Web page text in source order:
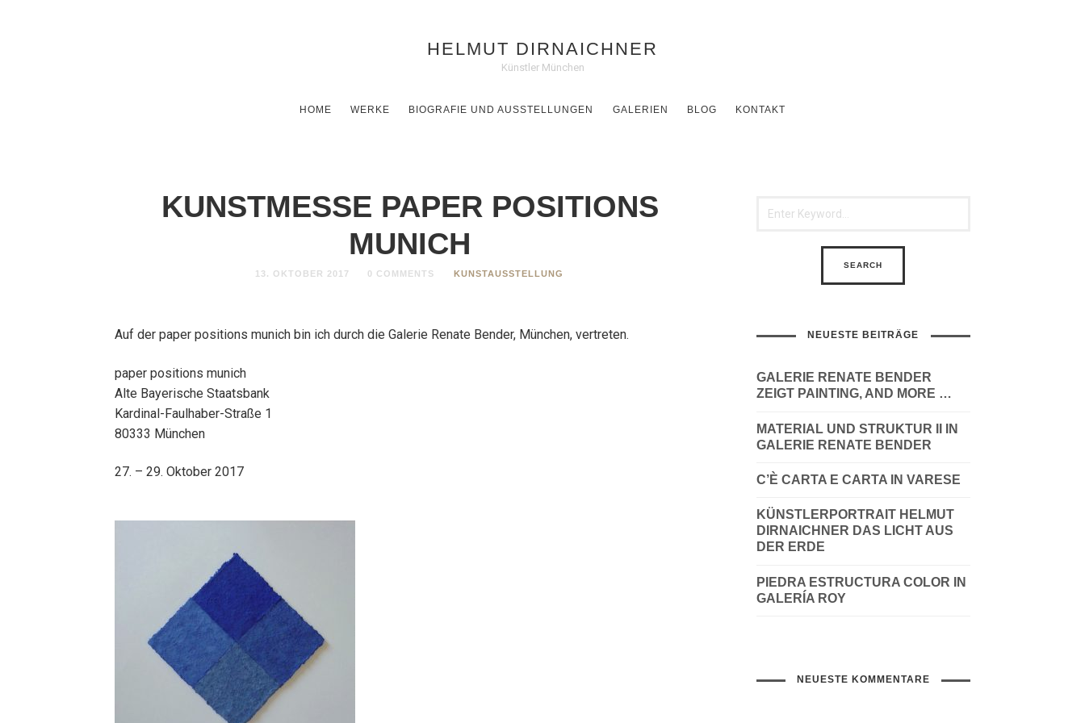
HELMUT DIRNAICHNER
Künstler München
HOME WERKE BIOGRAFIE UND AUSSTELLUNGEN GALERIEN BLOG KONTAKT
KUNSTMESSE PAPER POSITIONS
MUNICH
13. OKTOBER 2017 0 COMMENTS KUNSTAUSSTELLUNG
Auf der paper positions munich bin ich durch die Galerie Renate Bender, München, vertreten.
paper positions munich
Alte Bayerische Staatsbank
Kardinal-Faulhaber-Straße 1
80333 München
27. – 29. Oktober 2017
NEUESTE BEITRÄGE
GALERIE RENATE BENDER
ZEIGT PAINTING, AND MORE …
MATERIAL UND STRUKTUR II IN
GALERIE RENATE BENDER
C’È CARTA E CARTA IN VARESE
KÜNSTLERPORTRAIT HELMUT
DIRNAICHNER DAS LICHT AUS
DER ERDE
PIEDRA ESTRUCTURA COLOR IN
GALERÍA ROY
NEUESTE KOMMENTARE